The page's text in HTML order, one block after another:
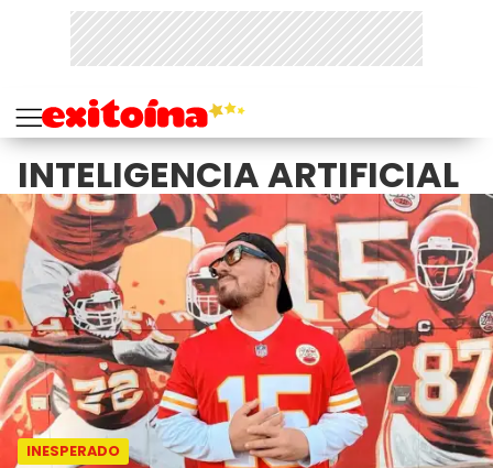
INTELIGENCIA ARTIFICIAL
INESPERADO